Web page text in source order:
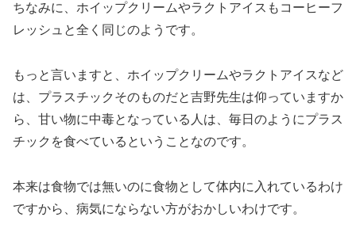
ちなみに、ホイップクリームやラクトアイスもコーヒーフ
レッシュと全く同じのようです。
もっと言いますと、ホイップクリームやラクトアイスなど
は、プラスチックそのものだと吉野先生は仰っていますか
ら、甘い物に中毒となっている人は、毎日のようにプラス
チックを食べているということなのです。
本来は食物では無いのに食物として体内に入れているわけ
ですから、病気にならない方がおかしいわけです。